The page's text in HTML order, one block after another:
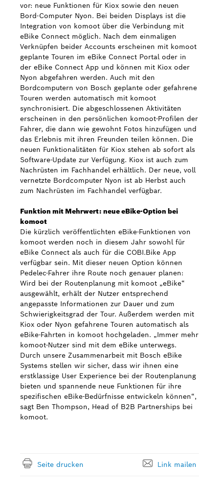
vor: neue Funktionen für Kiox sowie den neuen
Bord-Computer Nyon. Bei beiden Displays ist die
Integration von komoot über die Verbindung mit
eBike Connect möglich. Nach dem einmaligen
Verknüpfen beider Accounts erscheinen mit komoot
geplante Touren im eBike Connect Portal oder in
der eBike Connect App und können mit Kiox oder
Nyon abgefahren werden. Auch mit den
Bordcomputern von Bosch geplante oder gefahrene
Touren werden automatisch mit komoot
synchronisiert. Die abgeschlossenen Aktivitäten
erscheinen in den persönlichen komoot-Profilen der
Fahrer, die dann wie gewohnt Fotos hinzufügen und
das Erlebnis mit ihren Freunden teilen können. Die
neuen Funktionalitäten für Kiox stehen ab sofort als
Software-Update zur Verfügung. Kiox ist auch zum
Nachrüsten im Fachhandel erhältlich. Der neue, voll
vernetzte Bordcomputer Nyon ist ab Herbst auch
zum Nachrüsten im Fachhandel verfügbar.
Funktion mit Mehrwert: neue eBike-Option bei
komoot
Die kürzlich veröffentlichten eBike-Funktionen von
komoot werden noch in diesem Jahr sowohl für
eBike Connect als auch für die COBI.Bike App
verfügbar sein. Mit dieser neuen Option können
Pedelec-Fahrer ihre Route noch genauer planen:
Wird bei der Routenplanung mit komoot „eBike“
ausgewählt, erhält der Nutzer entsprechend
angepasste Informationen zur Dauer und zum
Schwierigkeitsgrad der Tour. Außerdem werden mit
Kiox oder Nyon gefahrene Touren automatisch als
eBike-Fahrten in komoot hochgeladen. „Immer mehr
komoot-Nutzer sind mit dem eBike unterwegs.
Durch unsere Zusammenarbeit mit Bosch eBike
Systems stellen wir sicher, dass wir ihnen eine
erstklassige User Experience bei der Routenplanung
bieten und spannende neue Funktionen für ihre
spezifischen eBike-Bedürfnisse entwickeln können“,
sagt Ben Thompson, Head of B2B Partnerships bei
komoot.
Seite drucken Link mailen